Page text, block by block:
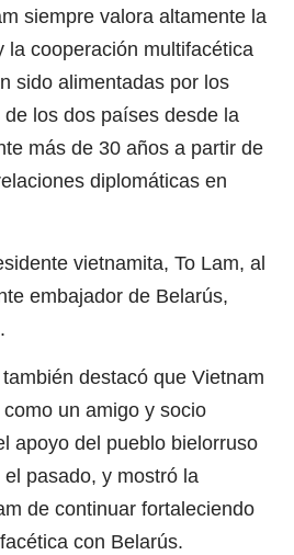
siempre valora altamente la
la cooperación multifacética
sido alimentadas por los
los dos países desde la
más de 30 años a partir de
diplomáticas en
vietnamita, To Lam, al
embajador de Belarús,
destacó que Vietnam
un amigo y socio
apoyo del pueblo bielorruso
pasado, y mostró la
de continuar fortaleciendo
con Belarús.